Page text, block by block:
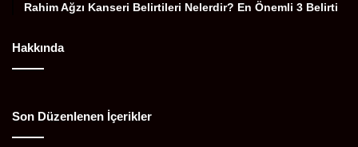
Rahim Ağzı Kanseri Belirtileri Nelerdir? En Önemli 3 Belirti
Hakkında
Son Düzenlenen İçerikler